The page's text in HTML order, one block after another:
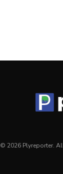
© 2026 Plyreporter.